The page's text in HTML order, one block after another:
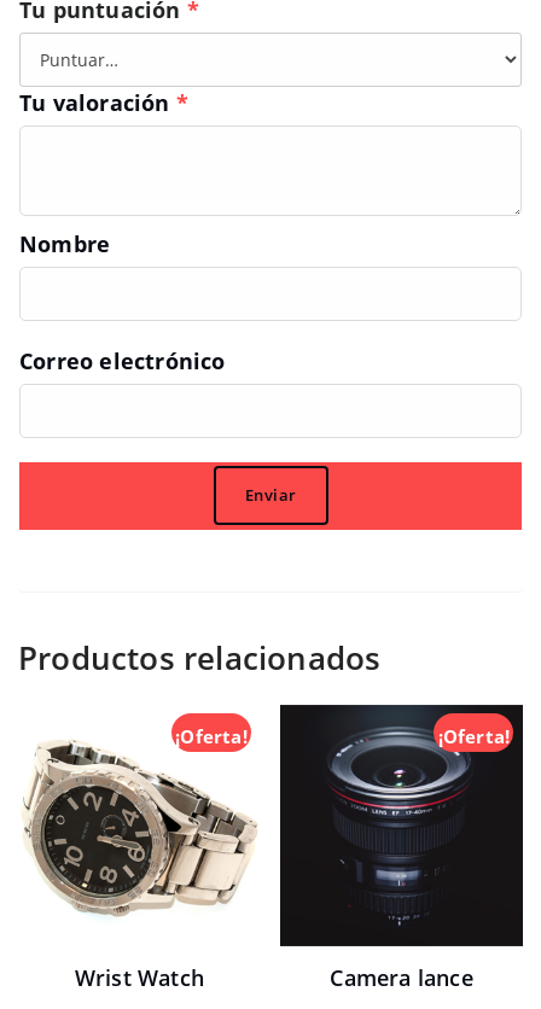
Tu puntuación *
Tu valoración *
Nombre
Correo electrónico
Productos relacionados
¡Oferta!
Wrist Watch
¡Oferta!
Camera lance